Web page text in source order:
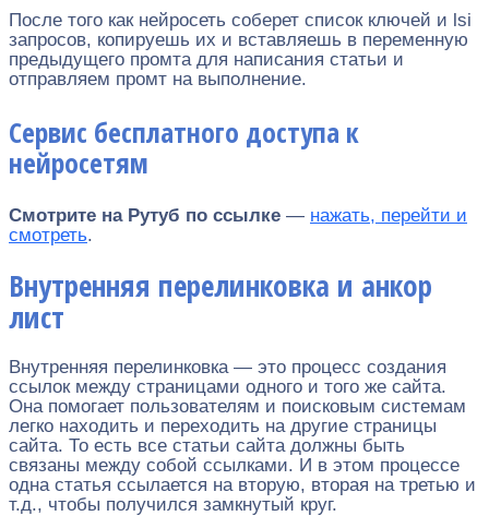
После того как нейросеть соберет список ключей и lsi
запросов, копируешь их и вставляешь в переменную
предыдущего промта для написания статьи и
отправляем промт на выполнение.
Сервис бесплатного доступа к
нейросетям
Смотрите на Рутуб по ссылке — нажать, перейти и
смотреть.
Внутренняя перелинковка и анкор
лист
Внутренняя перелинковка — это процесс создания
ссылок между страницами одного и того же сайта.
Она помогает пользователям и поисковым системам
легко находить и переходить на другие страницы
сайта. То есть все статьи сайта должны быть
связаны между собой ссылками. И в этом процессе
одна статья ссылается на вторую, вторая на третью и
т.д., чтобы получился замкнутый круг.